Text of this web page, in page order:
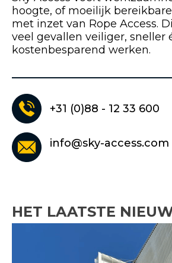
hoogte, of moeilijk
met inzet van Rope Access.
veel gevallen veiliger, sneller
kostenbesparend werken.
+31 (0)88 - 12 33 600
info@sky-access.com
HET LAATSTE